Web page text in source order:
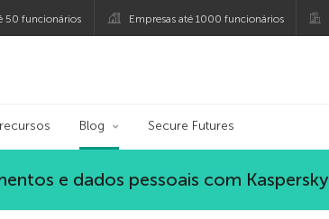
50 funcionários Empresas até 1000 funcionários
Blog Secure Futures
e dados pessoais com Kaspersky